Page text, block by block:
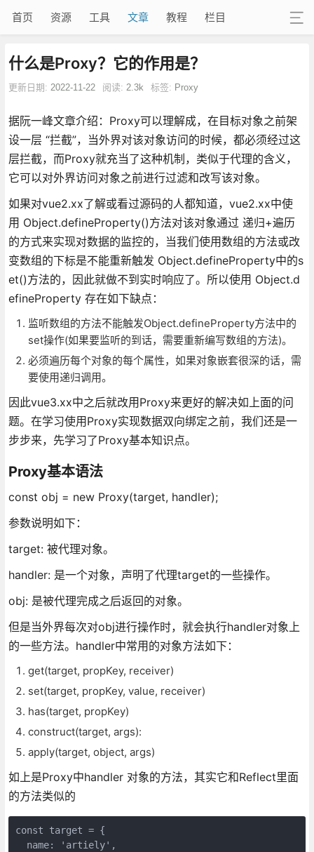
首页 资源 工具 文章 教程 栏目
什么是Proxy？它的作用是？
更新日期: 2022-11-22 阅读: 2.3k 标签: Proxy
据阮一峰文章介绍：Proxy可以理解成，在目标对象之前架
设一层 “拦截”，当外界对该对象访问的时候，都必须经过这
层拦截，而Proxy就充当了这种机制，类似于代理的含义，
它可以对外界访问对象之前进行过滤和改写该对象。
如果对vue2.xx了解或看过源码的人都知道，vue2.xx中使
用 Object.defineProperty()方法对该对象通过 递归+遍历
的方式来实现对数据的监控的，当我们使用数组的方法或改
变数组的下标是不能重新触发 Object.defineProperty中的s
et()方法的，因此就做不到实时响应了。所以使用 Object.d
efineProperty 存在如下缺点：
监听数组的方法不能触发Object.defineProperty方法中的
set操作(如果要监听的到话，需要重新编写数组的方法)。
必须遍历每个对象的每个属性，如果对象嵌套很深的话，需
要使用递归调用。
因此vue3.xx中之后就改用Proxy来更好的解决如上面的问
题。在学习使用Proxy实现数据双向绑定之前，我们还是一
步步来，先学习了Proxy基本知识点。
Proxy基本语法
const obj = new Proxy(target, handler);
参数说明如下：
target: 被代理对象。
handler: 是一个对象，声明了代理target的一些操作。
obj: 是被代理完成之后返回的对象。
但是当外界每次对obj进行操作时，就会执行handler对象上
的一些方法。handler中常用的对象方法如下：
get(target, propKey, receiver)
set(target, propKey, value, receiver)
has(target, propKey)
construct(target, args):
apply(target, object, args)
如上是Proxy中handler 对象的方法，其实它和Reflect里面
的方法类似的
const target = {
  name: 'artiely',